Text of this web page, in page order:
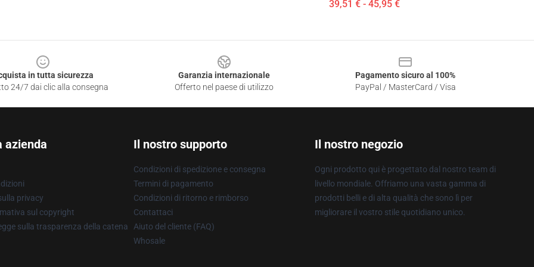
39,51 € - 45,95 €
in tutta sicurezza
24/7 dai clic alla consegna
Garanzia internazionale
Offerto nel paese di utilizzo
Pagamento sicuro al 100%
PayPal / MasterCard / Visa
azienda
privacy
sul copyright
sulla trasparenza della catena
Il nostro supporto
Condizioni di spedizione e consegna
Termini di pagamento
Condizioni di ritorno e rimborso
Contattaci
Aiuto del cliente (FAQ)
Whosale
Il nostro negozio
Ogni prodotto qui è progettato dal nostro team di
livello mondiale. Offriamo una vasta gamma di
prodotti belli e di alta qualità che sono lì per
migliorare il vostro stile quotidiano unico.